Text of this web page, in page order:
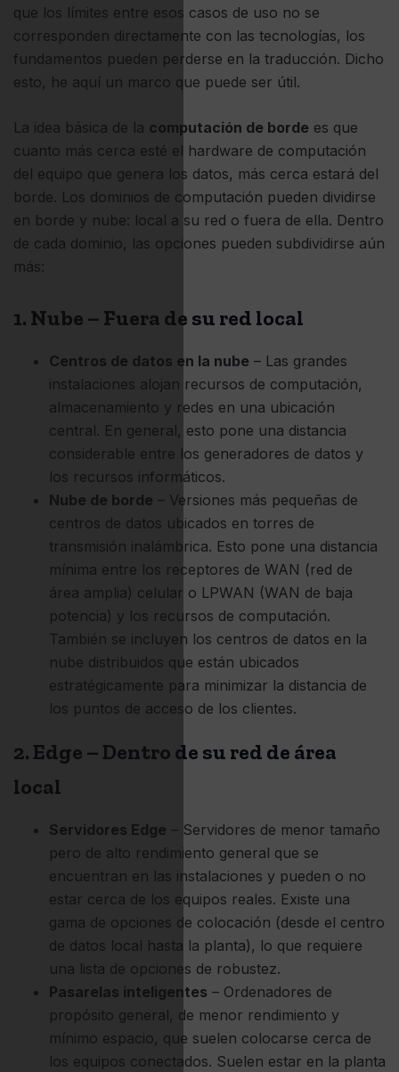
que los límites entre esos casos de uso no se
corresponden directamente con las tecnologías, los
fundamentos pueden perderse en la traducción. Dicho
esto, he aquí un marco que puede ser útil.
La idea básica de la computación de borde es que
cuanto más cerca esté el hardware de computación
del equipo que genera los datos, más cerca estará del
borde. Los dominios de computación pueden dividirse
en borde y nube: local a su red o fuera de ella. Dentro
de cada dominio, las opciones pueden subdividirse aún
más:
1. Nube – Fuera de su red local
Centros de datos en la nube – Las grandes
instalaciones alojan recursos de computación,
almacenamiento y redes en una ubicación
central. En general, esto pone una distancia
considerable entre los generadores de datos y
los recursos informáticos.
Nube de borde – Versiones más pequeñas de
centros de datos ubicados en torres de
transmisión inalámbrica. Esto pone una distancia
mínima entre los receptores de WAN (red de
área amplia) celular o LPWAN (WAN de baja
potencia) y los recursos de computación.
También se incluyen los centros de datos en la
nube distribuidos que están ubicados
estratégicamente para minimizar la distancia de
los puntos de acceso de los clientes.
2. Edge – Dentro de su red de área
local
Servidores Edge – Servidores de menor tamaño
pero de alto rendimiento general que se
encuentran en las instalaciones y pueden o no
estar cerca de los equipos reales. Existe una
gama de opciones de colocación (desde el centro
de datos local hasta la planta), lo que requiere
una lista de opciones de robustez.
Pasarelas inteligentes – Ordenadores de
propósito general, de menor rendimiento y
mínimo espacio, que suelen colocarse cerca de
los equipos conectados. Suelen estar en la planta